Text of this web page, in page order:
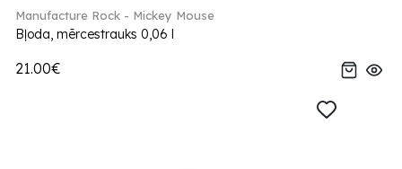
Manufacture Rock - Mickey Mouse
Bļoda, mērcestrauks 0,06 l
21.00€